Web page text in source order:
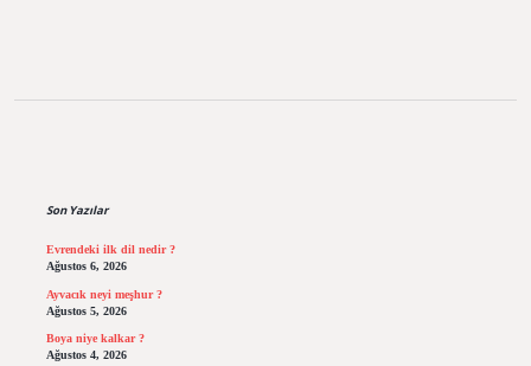
Son Yazılar
Evrendeki ilk dil nedir ?
Ağustos 6, 2026
Ayvacık neyi meşhur ?
Ağustos 5, 2026
Boya niye kalkar ?
Ağustos 4, 2026